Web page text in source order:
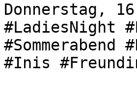
Donnerstag,
#LadiesNight
#Sommerabend
#Inis